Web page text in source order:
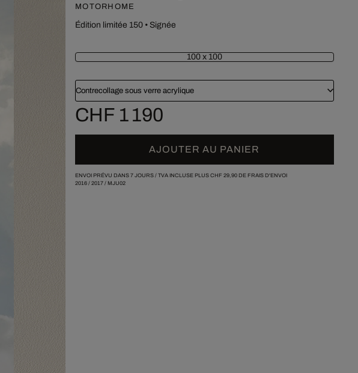
MOTORHOME
Édition limitée 150• Signée
100 x 100
Contrecollage sous verre acrylique
CHF 1 190
AJOUTER AU PANIER
ENVOI PRÉVU DANS 7 JOURS / TVA INCLUSE PLUS CHF 29,90DE FRAIS D'ENVOI
2016/ 2017/ MJU02